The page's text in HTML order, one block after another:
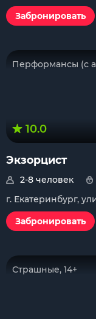
Забронировать
Перформансы (с
10.0
Экзорцист
2-8 человек
г. Екатеринбург,
Забронировать
Страшные, 14+